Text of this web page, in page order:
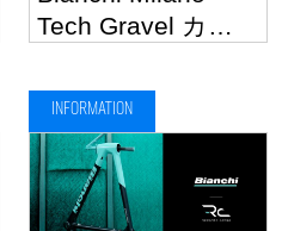
Tech Gravel カプ
INFORMATION